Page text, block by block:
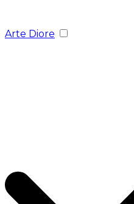
Arte Diore